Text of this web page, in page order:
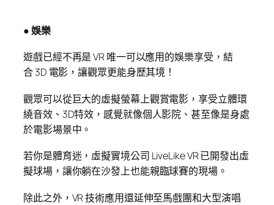
● 娛樂
遊戲已經不再是 VR 唯一可以應用的娛樂享受，結
合 3D 電影，讓觀眾更能身歷其境！
觀眾可以從巨大的虛擬螢幕上觀賞電影，享受立體環
繞音效、3D特效，感覺就像個人影院、甚至像是身處
於電影場景中。
若你是體育迷，虛擬實境公司 LiveLike VR 已開發出虛
擬球場，讓你躺在沙發上也能親臨球賽的現場。
除此之外，VR 技術應用還延伸至馬戲團和大型演唱